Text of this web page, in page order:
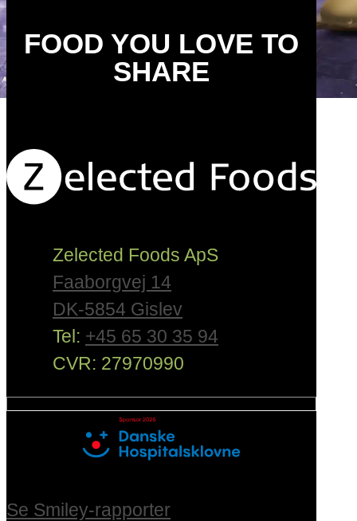
FOOD YOU LOVE TO
SHARE
Zelected Foods ApS
Faaborgvej 14
DK-5854 Gislev
Tel: +45 65 30 35 94
CVR: 27970990
Se Smiley-rapporter